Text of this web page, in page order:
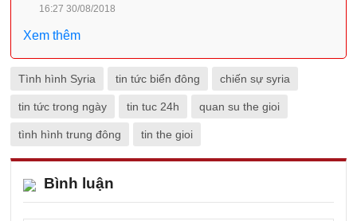
16:27 30/08/2018
Xem thêm
Tình hình Syria tin tức biển đông chiến sự syria
tin tức trong ngày tin tuc 24h quan su the gioi
tình hình trung đông tin the gioi
Bình luận